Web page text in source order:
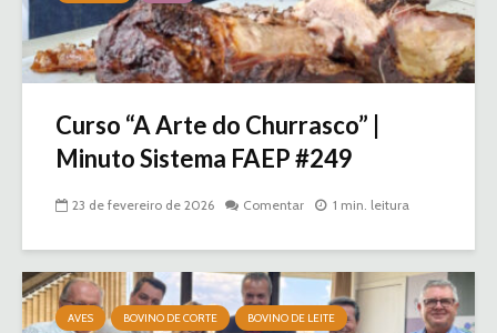
Curso “A Arte do Churrasco” |
Minuto Sistema FAEP #249
23 de fevereiro de 2026 Comentar 1 min. leitura
AVES BOVINO DE CORTE
BOVINO DE LEITE